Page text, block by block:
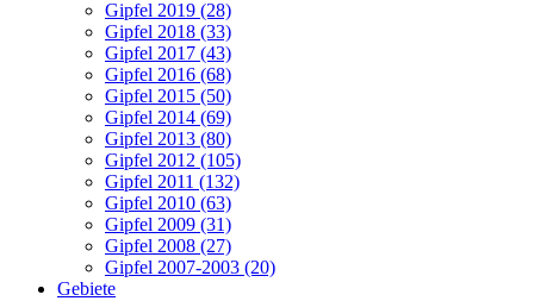
Gipfel 2019 (28)
Gipfel 2018 (33)
Gipfel 2017 (43)
Gipfel 2016 (68)
Gipfel 2015 (50)
Gipfel 2014 (69)
Gipfel 2013 (80)
Gipfel 2012 (105)
Gipfel 2011 (132)
Gipfel 2010 (63)
Gipfel 2009 (31)
Gipfel 2008 (27)
Gipfel 2007-2003 (20)
Gebiete